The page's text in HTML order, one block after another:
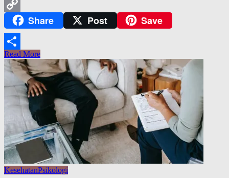
Gmail
Copy
Link
Share Post Save
Share
Read More
KesehatanPsikologi